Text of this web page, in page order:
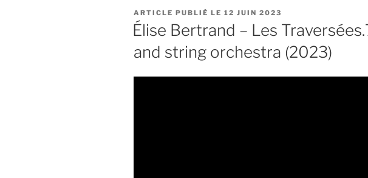
PUBLIÉ
LE
12 JUIN 2023
Élise Bertrand – Les
and string orchestra (2023)